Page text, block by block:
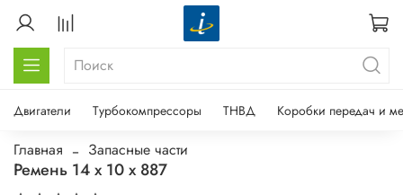
Двигатели Турбокомпрессоры ТНВД Коробки передач и
Главная Запасные части
Ремень 14 х 10 х 887